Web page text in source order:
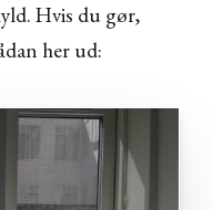
Hvis du gør,
her ud: